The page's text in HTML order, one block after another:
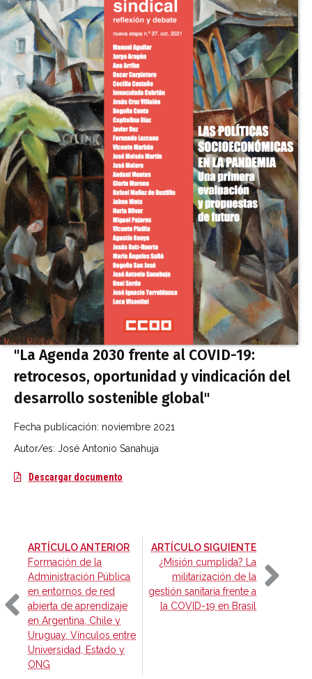
"La Agenda 2030 frente al COVID-19:
retrocesos, oportunidad y vindicación del
desarrollo sostenible global"
Fecha publicación: noviembre 2021
Autor/es: José Antonio Sanahuja
Descargar documento
ARTÍCULO ANTERIOR-
Formación de la
Administración Pública
en entornos de red
abierta de aprendizaje
en Argentina, Chile y
Uruguay. Vínculos entre
Universidad, Estado y
ONG
ARTÍCULO SIGUIENTE-
¿Misión cumplida? La
militarización de la
gestión sanitaria frente a
la COVID-19 en Brasil